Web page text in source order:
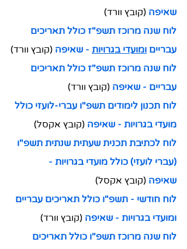
שאיפה (קובץ וורד)
לוח שנה מרוכז תשפ"ז כולל תאריכים
עבריים ומועדי בגרויות - שאיפה (קובץ וורד)
לוח שנה מרוכז תשפ"ז כולל תאריכים
עבריים - שאיפה (קובץ וורד)
לוח תכנון לימודים תשפ"ו עברי-לועזי כולל
מועדי בגרויות - שאיפה (קובץ אקסל)
לוח לכתיבת תכנית שעתית שנתית תשפ"ו
(עברי לועזי) כולל מועדי בגרויות -
שאיפה (קובץ אקסל)
לוח חודשי - תשפ"ו כולל תאריכים עבריים
ומועדי בגרויות - שאיפה (קובץ וורד)
לוח שנה מרוכז תשפ"ו כולל תאריכים